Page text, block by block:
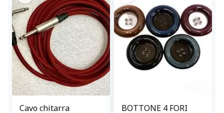
Cavo chitarra
BOTTONE 4 FORI